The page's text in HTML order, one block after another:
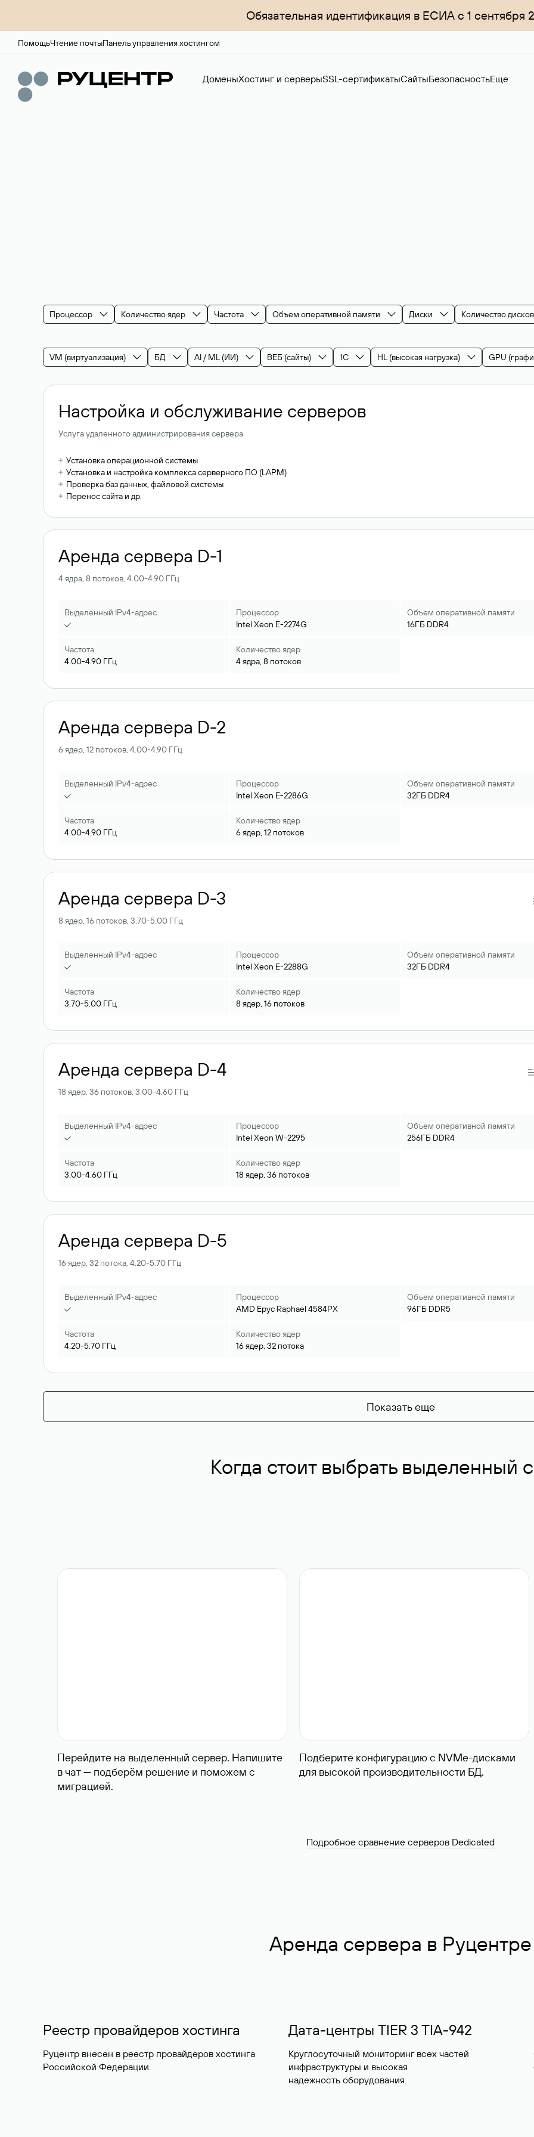
Обязательная идентификация в ЕСИА с 1 сентября
ПомощьЧтение почтыПанель управления хостингом
ДоменыХостинг и серверыSSL-сертификатыСайтыБезопасностьЕще
Процессор Количество ядер Частота Объем оперативной памяти Диски Количество дисков
VM (виртуализация) БД AI / ML (ИИ) ВЕБ (сайты) 1С HL (высокая нагрузка) GPU
Настройка и обслуживание серверов
Услуга удаленного администрирования сервера
Установка операционной системы
Установка и настройка комплекса серверного ПО (LAPM)
Проверка баз данных, файловой системы
Перенос сайта и др.
Аренда сервера D-1
4 ядра, 8 потоков, 4.00-4.90 ГГц
Выделенный IPv4-адрес
Процессор
IntelXeon E-2274G
Объем оперативной памяти
16ГБ DDR4
Частота
4.00-4.90 ГГц
Количество ядер
4ядра, 8 потоков
Аренда сервера D-2
6 ядер, 12 потоков, 4.00-4.90 ГГц
Выделенный IPv4-адрес
Процессор
IntelXeon E-2286G
Объем оперативной памяти
32ГБ DDR4
Частота
4.00-4.90 ГГц
Количество ядер
6ядер, 12 потоков
Аренда сервера D-3
8 ядер, 16 потоков, 3.70-5.00 ГГц
Выделенный IPv4-адрес
Процессор
IntelXeon E-2288G
Объем оперативной памяти
32ГБ DDR4
Частота
3.70-5.00 ГГц
Количество ядер
8 ядер, 16 потоков
Аренда сервера D-4
18 ядер, 36 потоков, 3.00-4.60 ГГц
Выделенный IPv4-адрес
Процессор
IntelXeon W-2295
Объем оперативной памяти
256ГБ DDR4
Частота
3.00-4.60 ГГц
Количество ядер
18 ядер, 36 потоков
Аренда сервера D-5
16 ядер, 32 потока, 4.20-5.70 ГГц
Выделенный IPv4-адрес
Процессор
AMD Epyc Raphael4584PX
Объем оперативной памяти
96ГБ DDR5
Частота
4.20-5.70 ГГц
Количество ядер
16ядер, 32 потока
Показать еще
Когда стоит выбрать выделенный
Перейдите на выделенный сервер. Напишите
в чат — подберём решение и поможем с
миграцией.
Подберите конфигурацию с NVMe-дисками
для высокой производительности БД.
Подробное сравнение серверов Dedicated
Аренда сервера в Руцентре
Реестр провайдеров хостинга
Руцентр внесен в реестр провайдеров хостинга
Российской Федерации.
Дата-центры TIER 3 TIA-942
Круглосуточный мониторинг всех частей
инфраструктуры и высокая
надежность оборудования.